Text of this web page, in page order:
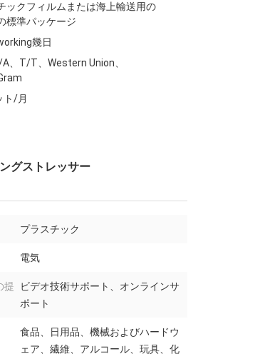
ックフィルムまたは海上輸送用の
標準パッケージ
幾日
A、T/T、Western Union、
ト/月
グストレッサー
プラスチック
電気
提
ビデオ技術サポート、オンラインサ
ポート
食品、日用品、機械およびハードウ
ェア、繊維、アルコール、玩具、化